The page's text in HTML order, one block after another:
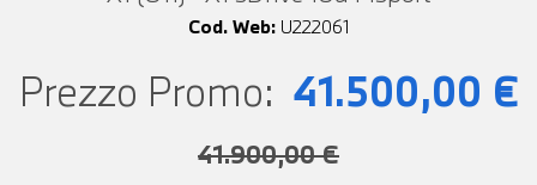
Cod. Web: U222061
Prezzo Promo: 41.500,00 €
41.900,00 €